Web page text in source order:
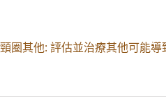
圈其他: 評估並治療其他可能